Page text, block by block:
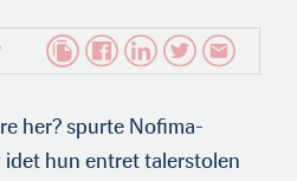
her? spurte Nofima-
idet hun entret talerstolen